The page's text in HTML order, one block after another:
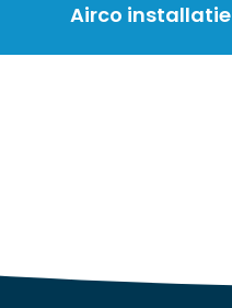
Airco installatie